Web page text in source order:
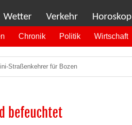
Wetter Verkehr Horoskop
Chronik Politik Wirtschaft
Straßenkehrer für Bozen
befeuchtet